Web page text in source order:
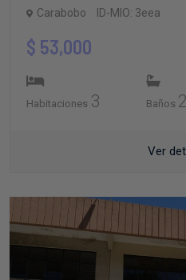
Carabobo ID-MIO: 3eea
$ 53,000
Habitaciones 3 Baños 2
Ver